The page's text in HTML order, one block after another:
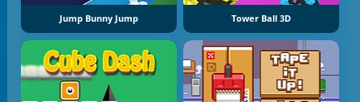
Jump Bunny Jump Tower Ball 3D